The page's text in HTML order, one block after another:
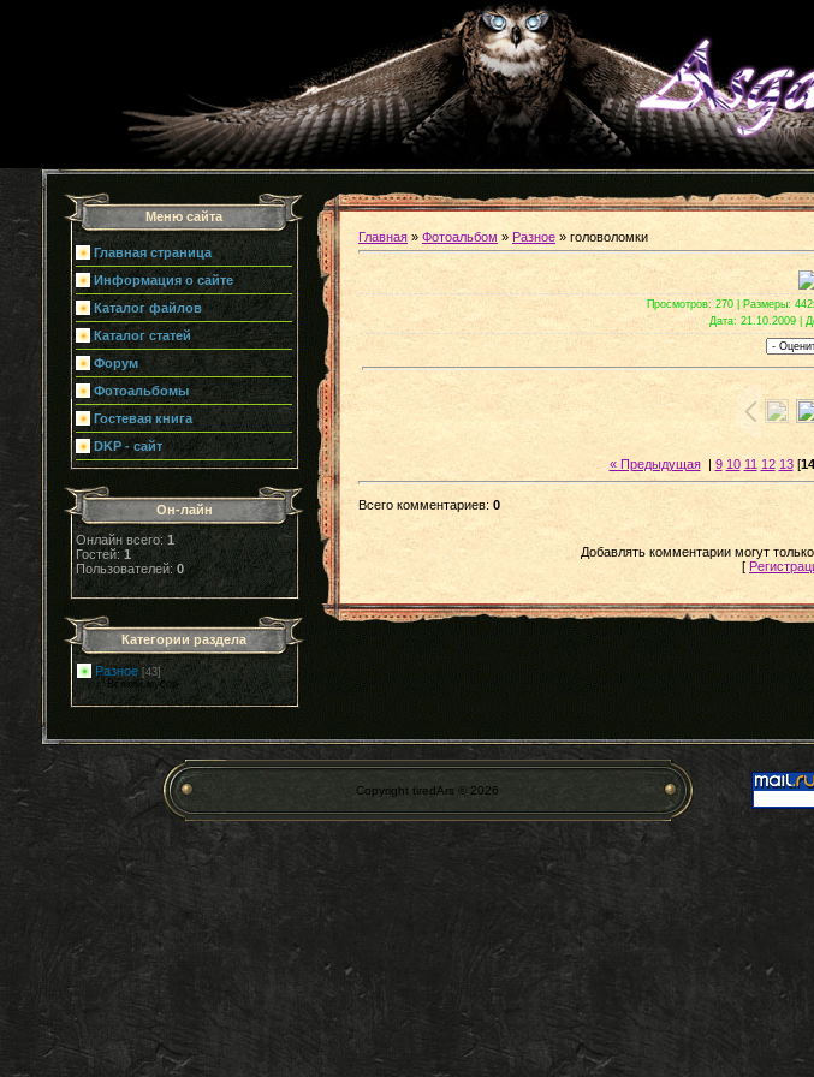
Меню сайта
Главная страница
Информация о сайте
Каталог файлов
Каталог статей
Форум
Фотоальбомы
Гостевая книга
DKP - сайт
Он-лайн
Онлайн всего:1
Гостей: 1
Пользователей: 0
Категории раздела
Разное [43]
Всякий мусор
Главная » Фотоальбом » Разное » головоломки
Просмотров: 270 | Размеры:
Дата: 21.10.2009 |
« Предыдущая| 9 10 11 12 13[14
Всего комментариев: 0
Добавлять комментарии могут
[
Copyright tiredArs © 2026